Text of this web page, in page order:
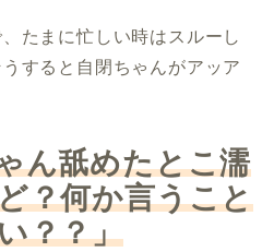
たまに忙しい時はスルーし
すると自閉ちゃんがアッア
ん舐めたとこ濡
？何か言うこと
？？」